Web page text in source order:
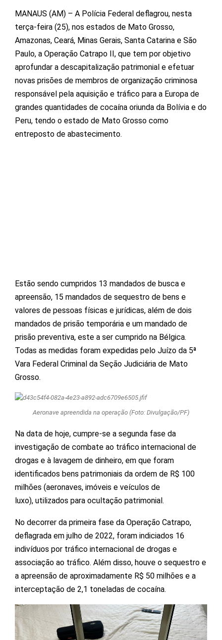
MANAUS (AM) – A Polícia Federal deflagrou, nesta
terça-feira (25), nos estados de Mato Grosso,
Amazonas, Ceará, Minas Gerais, Santa Catarina e São
Paulo, a Operação Catrapo II, que tem por objetivo
aprofundar a descapitalização patrimonial e efetuar
novas prisões de membros de organização criminosa
responsável pela aquisição e tráfico para a Europa de
grandes quantidades de cocaína oriunda da Bolívia e do
Peru, tendo o estado de Mato Grosso como
entreposto de abastecimento.
Estão sendo cumpridos 13 mandados de busca e
apreensão, 15 mandados de sequestro de bens e
valores de pessoas físicas e jurídicas, além de dois
mandados de prisão temporária e um mandado de
prisão preventiva, este a ser cumprido na Bélgica.
Todas as medidas foram expedidas pelo Juízo da 5ª
Vara Federal Criminal da Seção Judiciária de Mato
Grosso.
Aeronave apreendida na operação (Foto: Divulgação/PF)
Na data de hoje, cumpre-se a segunda fase da
investigação de combate ao tráfico internacional de
drogas e à lavagem de dinheiro, em que foram
identificados bens patrimoniais da ordem de R$ 100
milhões (aeronaves, imóveis e veículos de
luxo), utilizados para ocultação patrimonial.
No decorrer da primeira fase da Operação Catrapo,
deflagrada em julho de 2022, foram indiciados 16
indivíduos por tráfico internacional de drogas e
associação ao tráfico. Além disso, houve o sequestro e
a apreensão de aproximadamente R$ 50 milhões e a
interceptação de 2,1 toneladas de cocaína.